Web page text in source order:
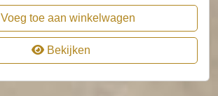
Voeg toe aan winkelwagen
Bekijken